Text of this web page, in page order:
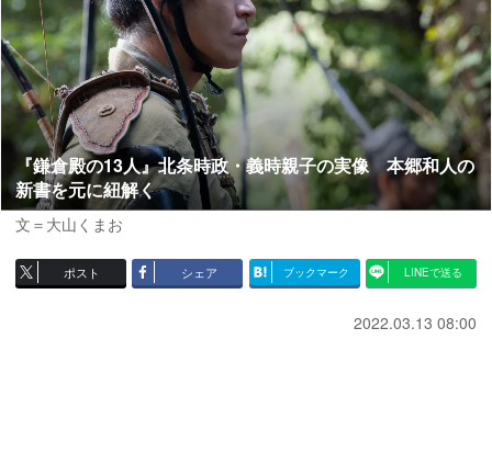
『鎌倉殿の13人』北条時政・義時親子の実像 本郷和人の
新書を元に紐解く
文＝大山くまお
ポスト シェア ブックマーク LINEで送る
2022.03.13 08:00